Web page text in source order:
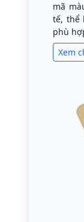
mã
tế, thể
phù
Xem